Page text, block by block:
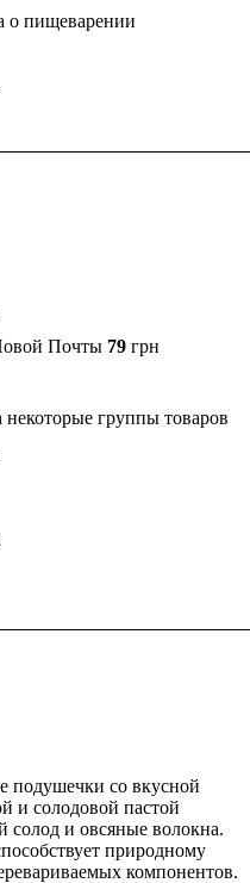
Почты 79 грн
некоторые группы товаров
о пищеварении
подушечки со вкусной
и солодовой пастой
солод и овсяные волокна.
природному
компонентов.